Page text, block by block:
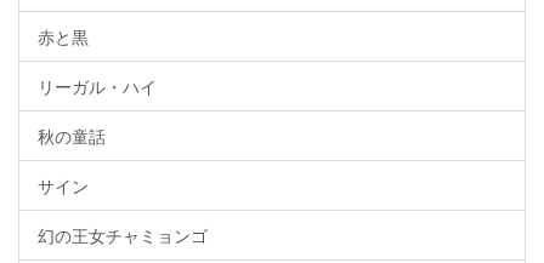
赤と黒
リーガル・ハイ
秋の童話
サイン
幻の王女チャミョンゴ